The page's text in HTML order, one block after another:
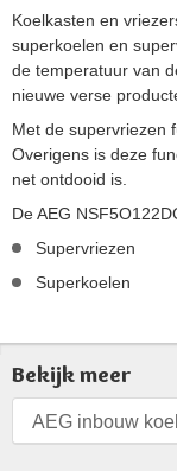
Koelkasten en
superkoelen en
de temperatuur van
nieuwe verse
Met de supervriezen
Overigens is deze
net ontdooid is.
De AEG
Supervriezen
Superkoelen
Bekijk meer
AEG inbouw